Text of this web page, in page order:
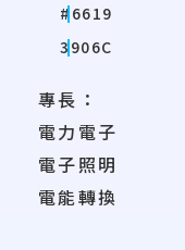
#6619
3906C
專長：
電力電子
電子照明
電能轉換